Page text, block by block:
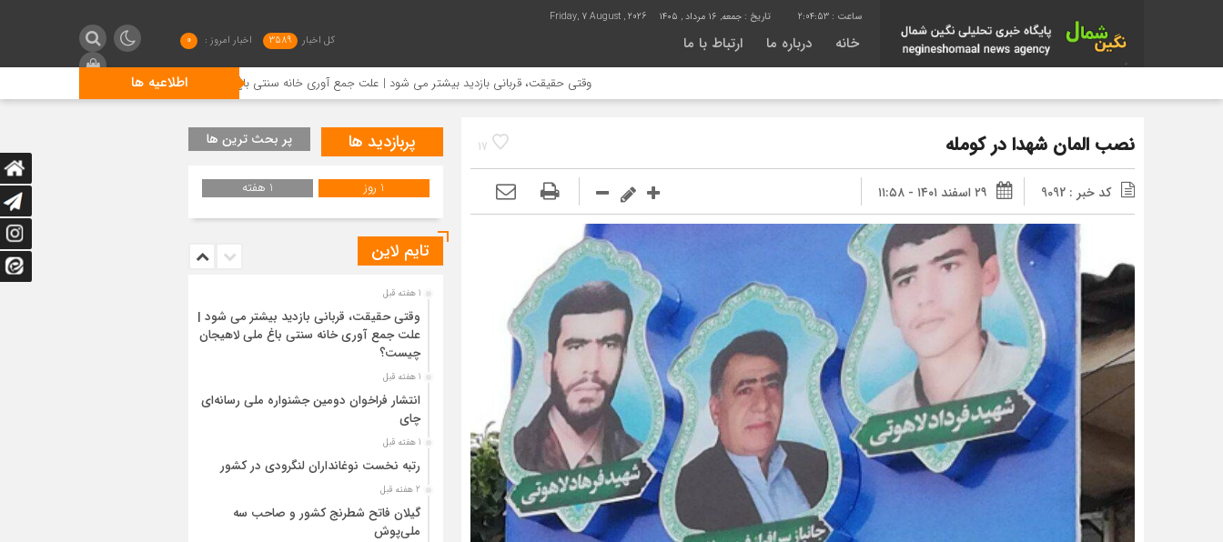
2:04:54 تاریخ : جمعه, ۱۶ مرداد , ۱۴۰۵ Friday, 7 August , 2026
خانه درباره ما ارتباط با ما کل اخبار 3589 اخبار امروز : 0
اطلاعیه ها وقتی حقیقت، قربانی بازدید بیشتر می شود | علت جمع آوری خانه سنتی باغ ملی لاهیجان چیست؟ انتشار فراخوان دومین
17 نصب المان شهدا در کومله
کد خبر : 9092 ۲۹ اسفند ۱۴۰۱ - ۱۱:۵۸
پربازدید ها پر بحث ترین ها
1 روز 1 هفته
تایم لاین
1 هفته قبل
وقتی حقیقت، قربانی بازدید بیشتر می شود |
علت جمع آوری خانه سنتی باغ ملی لاهیجان
چیست؟
1 هفته قبل
انتشار فراخوان دومین جشنواره ملی رسانه‌ای
چای
1 هفته قبل
رتبه نخست نوغانداران لنگرودی در کشور
2 هفته قبل
گیلان فاتح شطرنج کشور و صاحب سه
ملی‌پوش